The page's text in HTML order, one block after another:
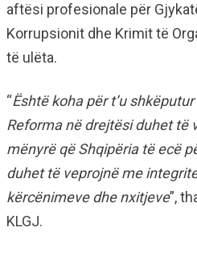
aftësi profesionale për
Korrupsionit dhe Krimit të
të ulëta.
“Është koha për t’u
Reforma në drejtësi duhet të
mënyrë që Shqipëria të ecë
duhet të veprojnë me
kërcënimeve dhe nxitjeve”,
KLGJ.